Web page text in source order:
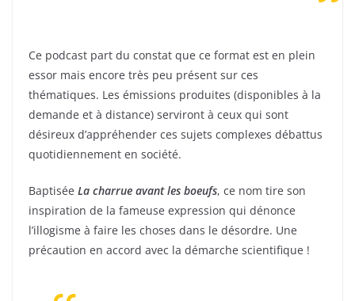
Ce podcast part du constat que ce format est en plein
essor mais encore très peu présent sur ces
thématiques. Les émissions produites (disponibles à la
demande et à distance) serviront à ceux qui sont
désireux d’appréhender ces sujets complexes débattus
quotidiennement en société.
Baptisée La charrue avant les boeufs, ce nom tire son
inspiration de la fameuse expression qui dénonce
l’illogisme à faire les choses dans le désordre. Une
précaution en accord avec la démarche scientifique !